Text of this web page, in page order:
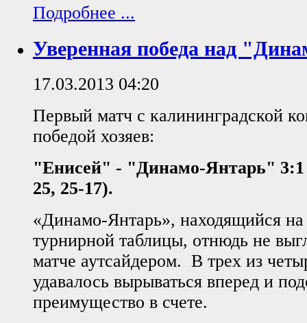
Подробнее ...
Уверенная победа над
17.03.2013 04:20
Первый матч с калининградской
победой хозяев:
"Енисей" - "Динамо-Янтарь" 3:1
25, 25-17).
«Динамо-Янтарь», находящийся
турнирной таблицы, отнюдь не
матче аутсайдером. В трех из
удавалось вырываться вперед и
преимущество в счете.